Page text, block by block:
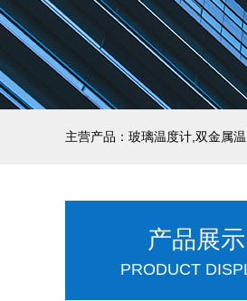
产品展示
PRODUCT